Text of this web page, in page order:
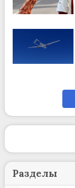
Разделы